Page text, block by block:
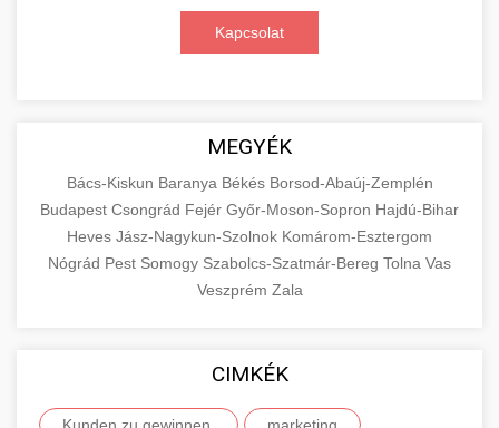
Kapcsolat
MEGYÉK
Bács-Kiskun Baranya Békés Borsod-Abaúj-Zemplén
Budapest Csongrád Fejér Győr-Moson-Sopron Hajdú-Bihar
Heves Jász-Nagykun-Szolnok Komárom-Esztergom
Nógrád Pest Somogy Szabolcs-Szatmár-Bereg Tolna Vas
Veszprém Zala
CIMKÉK